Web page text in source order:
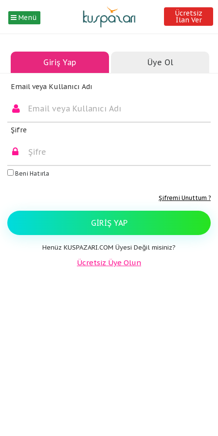
Menü Ücretsiz
İlan Ver
Giriş Yap Üye Ol
Email veya Kullanıcı Adı
Şifre
Beni Hatırla
Şifremi Unuttum ?
GIRIŞ YAP
Henüz KUSPAZARI.COM Üyesi Değil misiniz?
Ücretsiz Üye Olun